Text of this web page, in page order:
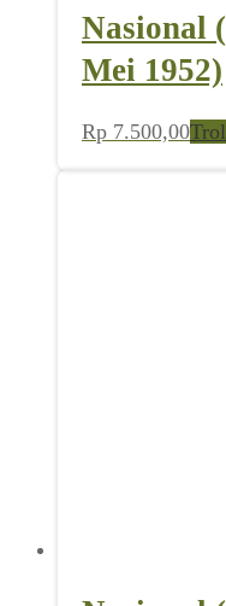
Nasional
Mei 1952)
Rp 7.500,00